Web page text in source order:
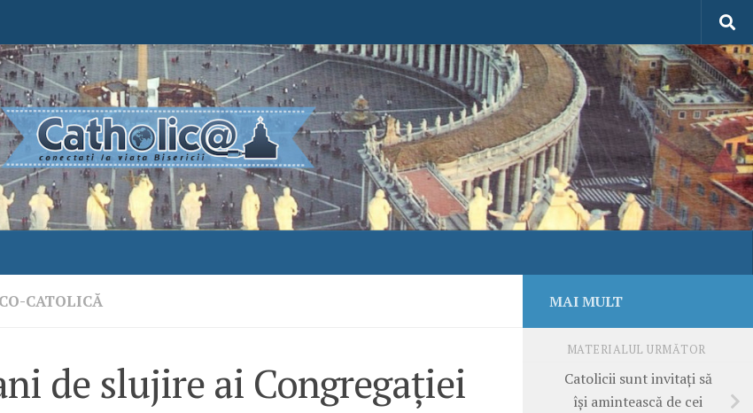
CATOLICĂ
de slujire ai Congregaţiei
MAI MULT
MATERIALUL URMĂTOR
Catolicii sunt invitaţi să
îşi amintească de cei